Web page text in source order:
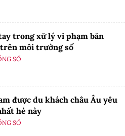
trong xử lý vi phạm bản
môi trường số
SỐ
được du khách châu Âu yêu
hè này
SỐ